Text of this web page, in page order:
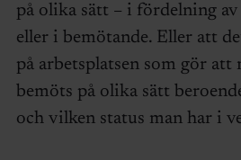
på olika sätt – i fördelning
eller i bemötande. Eller att
på arbetsplatsen som gör att
bemöts på olika sätt
och vilken status man har i